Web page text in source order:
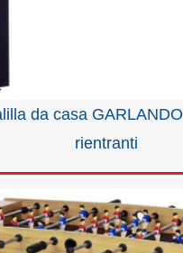
da casa
rientranti